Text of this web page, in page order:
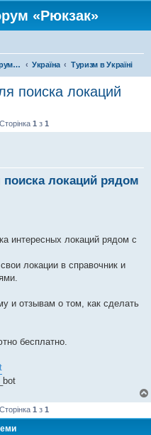
«Рюкзак»
Туристичний форум «Рюкзак» Україна Туризм в Україні
поиска локаций
1 з 1
поиска локаций рядом
интересных локаций рядом с
локации в справочник и
и отзывам о том, как сделать
бесплатно.
1 з 1